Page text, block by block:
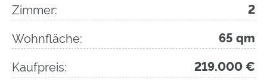
Zimmer: 2
Wohnfläche: 65 qm
Kaufpreis: 219.000 €